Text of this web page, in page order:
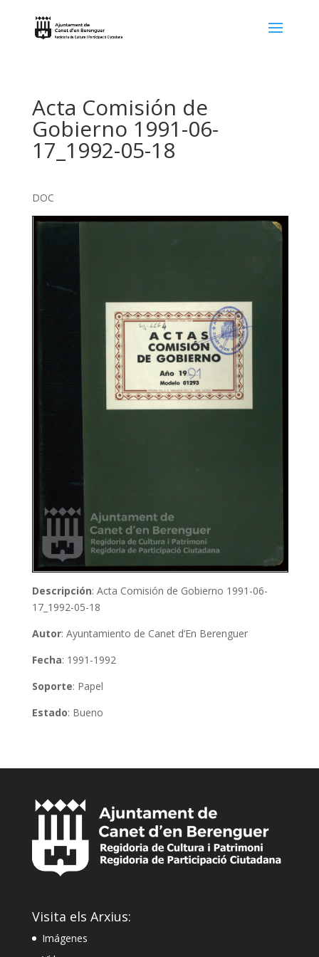
Acta Comisión de
Gobierno 1991-06-
17_1992-05-18
DOC
Descripción: Acta Comisión de Gobierno 1991-06-
17_1992-05-18
Autor: Ayuntamiento de Canet d’En Berenguer
Fecha: 1991-1992
Soporte: Papel
Estado: Bueno
Visita els Arxius:
Imágenes